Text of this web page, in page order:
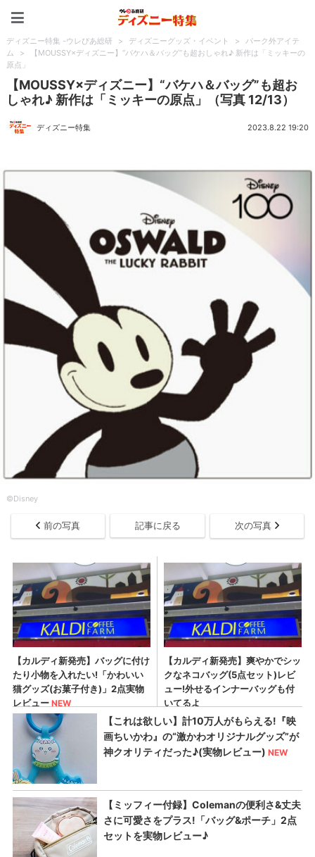
ディズニー特集 -ウレぴあ総研 > ディズニーグッズ・イベント >
パーク外アイテ
ム
>
【MOUSSY×ディズニー】“バケハ＆バッグ”も超おしゃれ♪ 新作は「ミッキーの
原点」
【MOUSSY×ディズニー】“バケハ＆バッグ”も超お
しゃれ♪ 新作は「ミッキーの原点」（写真 12/13）
ディズニー特集 2023.8.22 19:20
©︎Disney
前の写真 記事に戻る 次の写真